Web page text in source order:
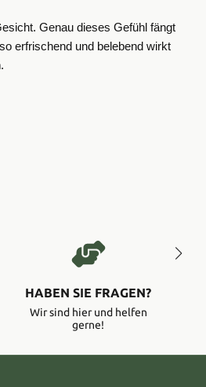
Genau dieses Gefühl fängt
erfrischend und belebend wirkt
HABEN SIE FRAGEN?
Wir sind hier und helfen
gerne!